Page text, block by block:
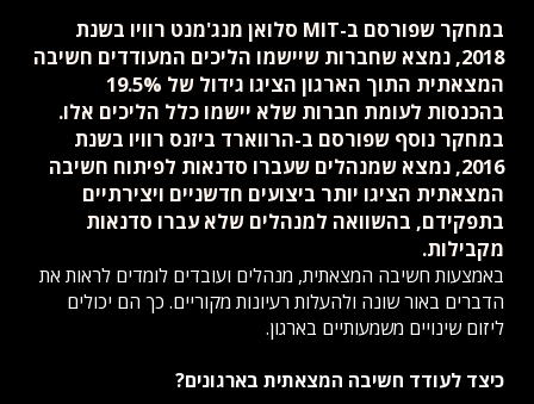
במחקר שפורסם ב-MIT סלואן מנג'מנט רוויו בשנת
2018, נמצא שחברות שיישמו הליכים המעודדים חשיבה
המצאתית התוך הארגון הציגו גידול של 19.5%
בהכנסות לעומת חברות שלא יישמו כלל הליכים אלו.
במחקר נוסף שפורסם ב-הרווארד ביזנס רוויו בשנת
2016, נמצא שמנהלים שעברו סדנאות לפיתוח חשיבה
המצאתית הציגו יותר ביצועים חדשניים ויצירתיים
בתפקידם, בהשוואה למנהלים שלא עברו סדנאות
מקבילות.
באמצעות חשיבה המצאתית, מנהלים ועובדים לומדים לראות את
הדברים באור שונה ולהעלות רעיונות מקוריים. כך הם יכולים
ליזום שינויים משמעותיים בארגון.
כיצד לעודד חשיבה המצאתית בארגונים?